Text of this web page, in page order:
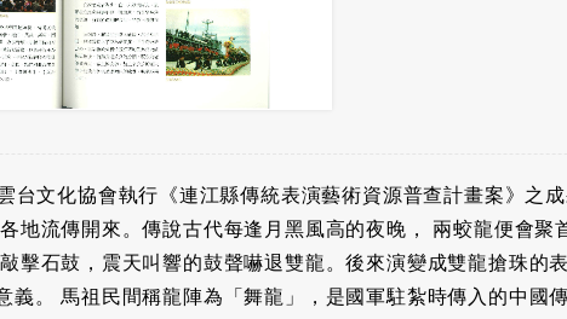
台文化協會執行《連江縣傳統表演藝術資源普查計畫案》之
地流傳開來。傳說古代每逢月黑風高的夜晚， 兩蛟龍便會聚
擊石鼓，震天叫響的鼓聲嚇退雙龍。後來演變成雙龍搶珠的
義。 馬祖民間稱龍陣為「舞龍」，是國軍駐紮時傳入的中國